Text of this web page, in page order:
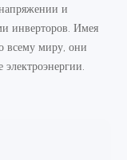
и
инверторов. Имея
всему миру, они